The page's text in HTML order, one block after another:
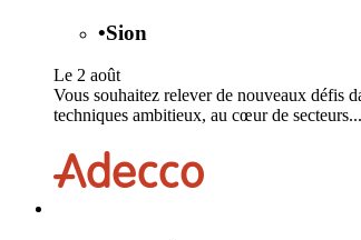
•Sion
Le 2 août
Vous souhaitez relever de nouveaux défis
techniques ambitieux, au cœur de secteurs...